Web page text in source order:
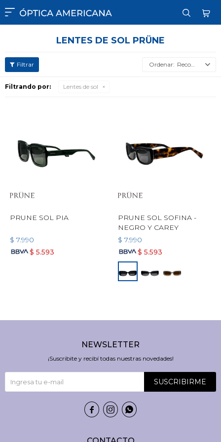

LENTES DE SOL PRÜNE
Recomendados
Filtrando por: Lentes de sol
PRUNE SOL PIA
$ 7.990
$ 5.593
PRUNE SOL SOFINA -
NEGRO Y CAREY
$ 7.990
$ 5.593
NEWSLETTER
¡Suscribite y recibí todas nuestras novedades!
SUSCRIBIRME
  